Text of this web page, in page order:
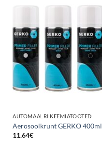
AUTOMAALRI KEEMIATOOTED
Aerosoolkrunt GERKO 400ml
11.64€